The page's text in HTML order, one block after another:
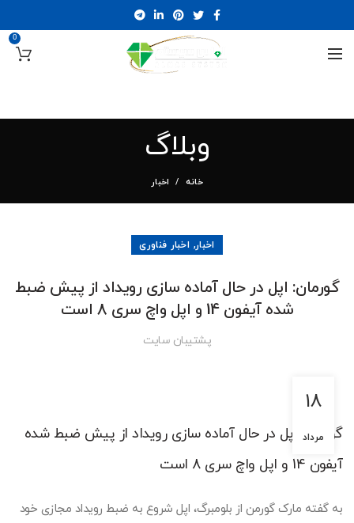
0
وبلاگ
خانه اخبار
اخبار, اخبار فناوری
گورمان: اپل در حال آماده سازی رویداد از پیش ضبط
شده آیفون 14 و اپل واچ سری 8 است
پشتیبان سایت
18
مرداد
گورمان: اپل در حال آماده سازی رویداد از پیش ضبط شده
آیفون 14 و اپل واچ سری 8 است
به گفته مارک گورمن از بلومبرگ، اپل شروع به ضبط رویداد مجازی خود